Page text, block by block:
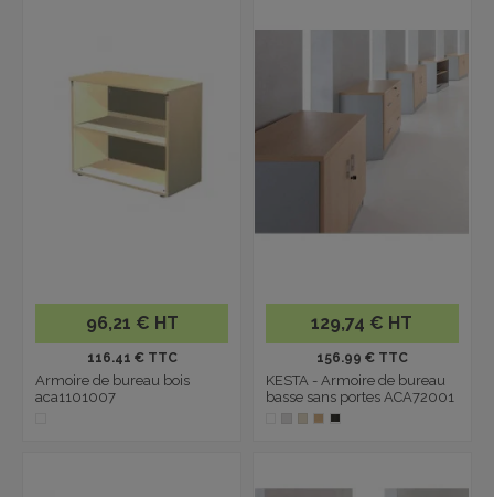
96,21 € HT
116.41 € TTC
Armoire de bureau bois
aca1101007
129,74 € HT
156.99 € TTC
KESTA - Armoire de bureau
basse sans portes ACA72001